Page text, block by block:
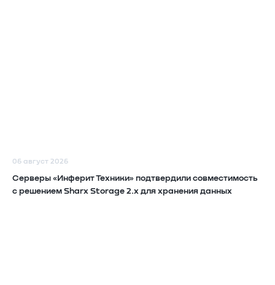
06 август 2026
Серверы «Инферит Техники» подтвердили совместимость
с решением Sharx Storage 2.x для хранения данных